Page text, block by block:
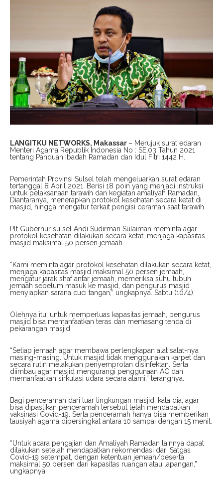
LANGITKU NETWORKS, Makassar – Merujuk surat edaran
Menteri Agama Republik Indonesia No : SE.03 Tahun 2021
tentang Panduan Ibadah Ramadan dan Idul Fitri 1442 H.
Pemerintah Provinsi Sulsel telah mengeluarkan surat edaran
tertanggal 8 April 2021. Berisi 18 poin yang menjadi instruksi
untuk pelaksanaan tarawih dan kegiatan amaliyah Ramadan,
Diantaranya, menerapkan protokol kesehatan secara ketat di
masjid, hingga mengatur terkait pengisi ceramah saat tarawih.
Plt Gubernur sulsel Andi Sudirman Sulaiman meminta agar
protokol kesehatan dilakukan secara ketat, menjaga kapasitas
masjid maksimal 50 persen jemaah.
“Kami meminta agar protokol kesehatan dilakukan secara ketat,
menjaga kapasitas masjid maksimal 50 persen jemaah,
mengatur jarak shaf antar jemaah, memeriksa suhu tubuh
jemaah sebelum masuk ke masjid, dan pengurus masjid
menyiapkan sarana cuci tangan,” ungkapnya. Sabtu (10/4).
Olehnya itu, untuk memperluas kapasitas jemaah, pengurus
masjid bisa memanfaatkan teras dan memasang tenda di
pekarangan masjid.
“Setiap jemaah agar membawa perlengkapan alat salat-nya
masing-masing. Untuk masjid tidak menggunakan karpet dan
secara rutin melakukan penyemprotan disinfektan. Serta
diimbau agar masjid mengurangi penggunaan AC dan
memanfaatkan sirkulasi udara secara alami,” terangnya.
Bagi penceramah dari luar lingkungan masjid, kata dia, agar
bisa dipastikan penceramah tersebut telah mendapatkan
vaksinasi Covid-19. Serta penceramah hanya bisa memberikan
tausiyah agama dipersingkat antara 10 sampai dengan 15 menit.
“Untuk acara pengajian dan Amaliyah Ramadan lainnya dapat
dilakukan setelah mendapatkan rekomendasi dari Satgas
Covid-19 setempat, dengan ketentuan jemaah/peserta
maksimal 50 persen dari kapasitas ruangan atau lapangan,”
ungkapnya.